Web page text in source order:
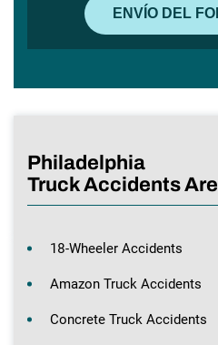
Philadelphia
Truck Accidents
18-Wheeler Accidents
Amazon Truck Accidents
Concrete Truck Accidents